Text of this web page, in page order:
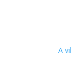
A